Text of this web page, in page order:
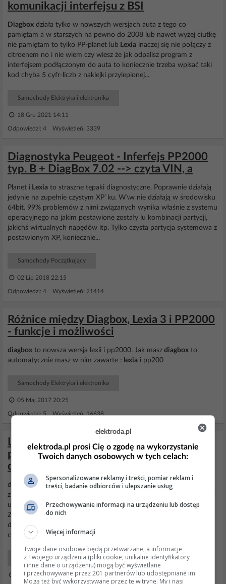
komunikacji interfejsu z BSI
Diagbox działa tylko w nowszych wersjach auta z tego co
pamiętam a w starszych na pewno do 2008 lub nawet wyżej ciutkę
nie pamiętam to tylko PP-planet lub Lexia inaczej się nie połączy z
citroenem no i nie wiem czy wiesz że jak odpalisz program z
interfejsem podłączonym do auta to koniecznie trzeba wpisać taki
kod chyba 5 cyfr-liczb z naklejki przylepionej...
Samochody Elektryka i elektronika
18 Gru 2021 14:11
Odpowiedzi: 4 Wyświetleń: 3339
Diagnostyka Peugeot - Inferfejs PP2000
typ. B + DiagBox 7.02 --> czyta VIN, a
Planet i Lexia to straszne tępaki diagnostyczne. Poprawnie działają
jedynie na zupełnie czystym XP`ku. W\w nie działają w środowisku
64bit. 99% problemów z nimi związanych wynika właśnie z systemu
operacyjnego na jakim postawione zostały lu kombinacji partycji,
jakichś wirtualnych napędów itp. Tylko czysta partycja systemowa z
postawionym XP, koniecznie...
Samochody Początkujący
02 Lip 2018 22:15
Odpowiedzi: 4 Wyświetleń: 21414
Różnice między Diagbox, Lexia 3 i PP2000
- funkcje i możliwości
diagbox to nowsza wersja lexii i pp2000. Jak masz diagbox to
automatycznie masz w nim zawarte : lexia i pp200
Samochody Elektryka i elektronika
05 Maj 2017 20:25
Odpowiedzi: 5 Wyświetleń: 16638
Lexia czy Diagbox? Który lepszy dla
początkującego? Którym lepiej się
diagnozuje
dziękuje za opinię. Dla początkującego to daje troszkę do
zrozumienia. Na razie chcę podłączyć berlingo i włączyć mu aby po
uruchomieniu silnika po czasie automatycznie drzwi się zamykały.
ZainstalowałemDiagbox
dostarczone na plytce są zepsute. Napisałem do producenta i
czekam na odpowiedź. CzyLexia
Samochody Początkujący
17 Lip 2021 12:50
elektroda.pl
elektroda.pl prosi Cię o zgodę na wykorzystanie
Twoich danych osobowych w tych celach:
Spersonalizowane reklamy i treści, pomiar reklam i
treści, badanie odbiorców i ulepszanie usług
Przechowywanie informacji na urządzeniu lub dostęp
do nich
Więcej informacji
Twoje dane osobowe będą przetwarzane, a informacje
z Twojego urządzenia (pliki cookie, unikalne identyfikatory
i inne dane o urządzeniu) mogą być wyświetlane
i przechowywane przez 201 partnerów lub udostępniane im.
Mogą też być wykorzystywane przez tę witrynę. My i nasi